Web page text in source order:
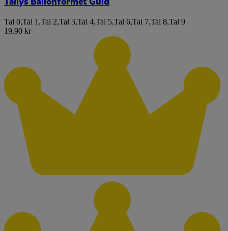
Tal 0,Tal 1 ,Tal 2,Tal 3,Tal 4,Tal 5,Tal 6,Tal 7,Tal 8,Tal 9
19,90 kr